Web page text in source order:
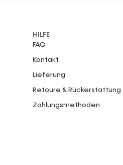
HILFE
FAQ
Kontakt
Lieferung
Retoure & Rückerstattung
Zahlungsmethoden